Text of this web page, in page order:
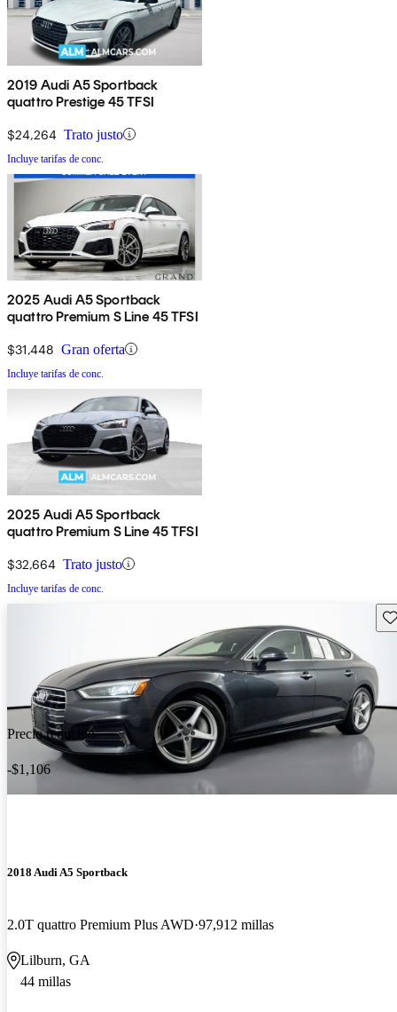
2019 Audi A5 Sportback
quattro Prestige 45 TFSI
$24,264 Trato justo
Incluye tarifas de conc.
2025 Audi A5 Sportback
quattro Premium S Line 45 TFSI
$31,448 Gran oferta
Incluye tarifas de conc.
2025 Audi A5 Sportback
quattro Premium S Line 45 TFSI
$32,664 Trato justo
Incluye tarifas de conc.
Precio reducido
-$1,106
2018 Audi A5 Sportback
2.0T quattro Premium Plus AWD 97,912 millas
Lilburn, GA
44 millas